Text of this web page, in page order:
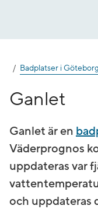
Badplatser i
Ganlet
Ganlet är en
Väderprognos
uppdateras var
och uppdateras